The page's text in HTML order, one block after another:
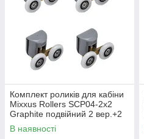
Комплект роликів для кабіни
Mixxus Rollers SCP04-2x2
Graphite подвійний 2 вер.+2
ниж.(сірий) (MI8164)
В наявності